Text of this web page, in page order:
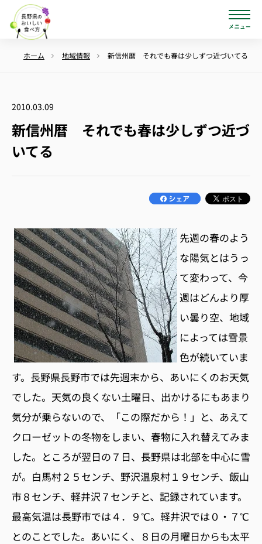
ホーム 地域情報 新信州暦 それでも春は少しずつ近づいてる
2010.03.09
新信州暦 それでも春は少しずつ近づ
いてる
先週の春のよう
な陽気とはうっ
て変わって、今
週はどんより厚
い曇り空、地域
によっては雪景
色が続いていま
す。長野県長野市では先週末から、あいにくのお天気
でした。天気の良くない土曜日、出かけるにもあまり
気分が乗らないので、「この際だから！」と、あえて
クローゼットの冬物をしまい、春物に入れ替えてみま
した。ところが翌日の７日、長野県は北部を中心に雪
が。白馬村２５センチ、野沢温泉村１９センチ、飯山
市８センチ、軽井沢７センチと、記録されています。
最高気温は長野市では４．９℃。軽井沢では０・７℃
とのことでした。あいにく、８日の月曜日からも太平